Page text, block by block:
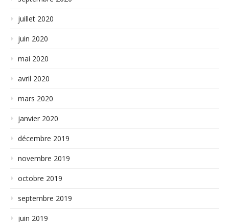
juillet 2020
juin 2020
mai 2020
avril 2020
mars 2020
janvier 2020
décembre 2019
novembre 2019
octobre 2019
septembre 2019
juin 2019